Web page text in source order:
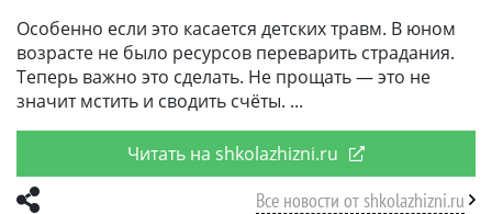
Особенно если это касается детских травм. В юном
возрасте не было ресурсов переварить страдания.
Теперь важно это сделать. Не прощать — это не
значит мстить и сводить счёты.
Читать на shkolazhizni.ru
Все новости от shkolazhizni.ru